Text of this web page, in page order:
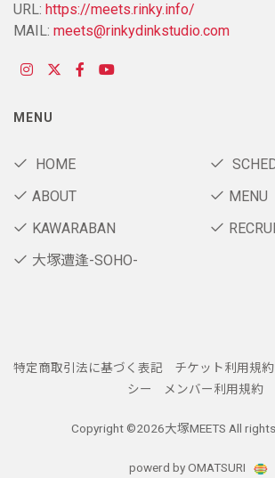
URL: https://meets.rinky.info/
MAIL: meets@rinkydinkstudio.com
MENU
HOME
ABOUT
MENU
KAWARABAN
大塚遭逢-SOHO-
特定商取引法に基づく表記 チケット利用規約
シー
メンバー利用規約
Copyright ©2026大塚MEETS All
powerd by OMATSURI